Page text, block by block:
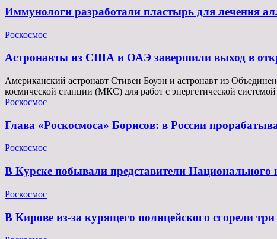
Иммунологи разработали пластырь для лечения
Роскосмос
Астронавты из США и ОАЭ завершили выход в
Американский астронавт Стивен Боуэн и астронавт из
космической станции (МКС) для работ с энергетической
Роскосмос
Глава «Роскосмоса» Борисов: в России
Роскосмос
В Курске побывали представители Национального
Роскосмос
В Кирове из-за курящего полицейского сгорели